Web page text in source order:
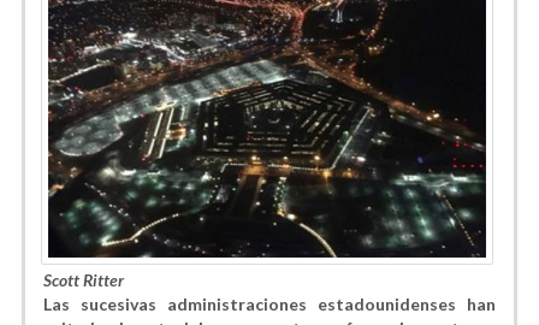
Scott Ritter
Las sucesivas administraciones estadounidenses han